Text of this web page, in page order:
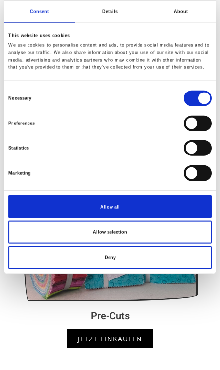
Consent Details About
This website uses cookies
We use cookies to personalise content and ads, to provide social media features and to
analyse our traffic. We also share information about your use of our site with our social
media, advertising and analytics partners who may combine it with other information
that you’ve provided to them or that they’ve collected from your use of their services.
Necessary
Preferences
Statistics
Marketing
Allow all
Allow selection
Deny
Pre-Cuts
JETZT EINKAUFEN